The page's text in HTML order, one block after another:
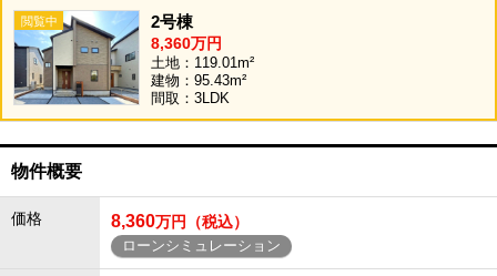
2号棟
8,360万円
土地：119.01m²
建物：95.43m²
間取：3LDK
物件概要
価格 8,360万円（税込）
ローンシミュレーション